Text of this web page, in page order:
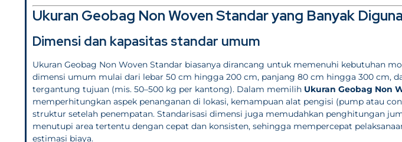
Ukuran Geobag Non Woven Standar yang Banyak
Dimensi dan kapasitas standar umum
Ukuran Geobag Non Woven Standar biasanya dirancang untuk memenuhi kebutuhan
dimensi umum mulai dari lebar 50 cm hingga 200 cm, panjang 80 cm hingga 300 cm,
tergantung tujuan (mis. 50–500 kg per kantong). Dalam memilih Ukuran Geobag Non
memperhitungkan aspek penanganan di lokasi, kemampuan alat pengisi (pump atau
struktur setelah penempatan. Standarisasi dimensi juga memudahkan penghitungan
menutupi area tertentu dengan cepat dan konsisten, sehingga mempercepat
estimasi biaya.